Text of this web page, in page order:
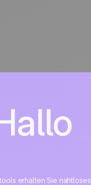
erhalten Sie nahtloses